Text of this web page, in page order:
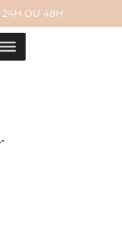
24H OU 48H